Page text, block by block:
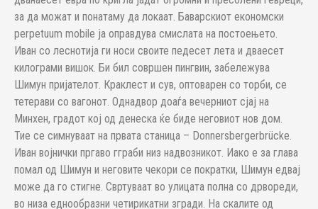
за да можат и понатаму да локаат. Баварскиот економски
perpetuum mobile ја оправдува смислата на постоењето.
Иван со леснотија ги носи своите педесет лета и дваесет
килограми вишок. Би бил совршен пингвин, забележува
Шимун пријателот. Краклест и сув, оптоварен со торби, се
тетерави со вагонот. Однадвор доаѓа вечерниот сјај на
Минхен, градот кој од денеска ќе биде неговиот нов дом.
Тие се симнуваат на првата станица – Donnersbergerbrücke.
Иван војнички пргаво гграби низ надвозникот. Иако е за глава
помал од Шимун и неговите чекори се пократки, Шимун едвај
може да го стигне. Свртуваат во улицата полна со дрвореди,
во низа еднообразни четирикатни згради. На скалите од